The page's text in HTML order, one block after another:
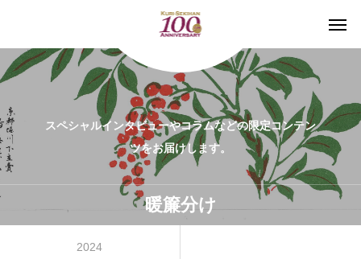
スペシャルインタビューやコラムなどの限定コンテン
ツをお届けします。
暖簾分け
2024